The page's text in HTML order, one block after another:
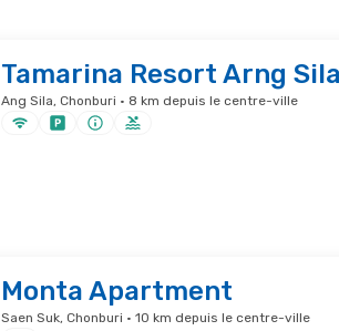
Tamarina Resort Arng Sila
Ang Sila, Chonburi · 8 km depuis le centre-ville
Monta Apartment
Saen Suk, Chonburi · 10 km depuis le centre-ville